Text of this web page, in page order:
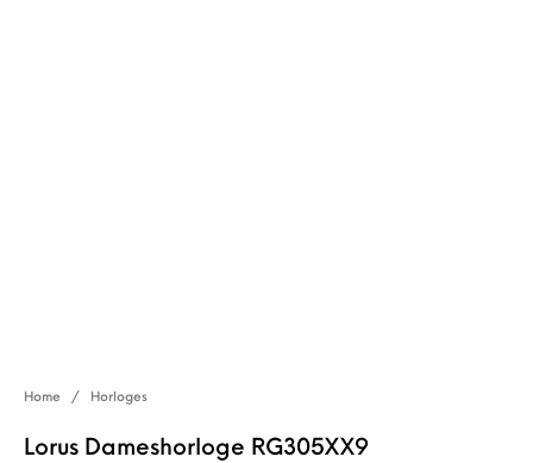
Home / Horloges
Lorus Dameshorloge RG305XX9